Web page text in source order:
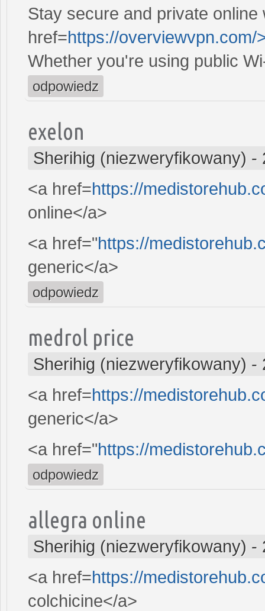
Stay secure and private online
href=https://overviewvpn.com/
Whether you're using public
odpowiedz
exelon
Sherihig (niezweryfikowany) -
<a href=https://
online</a>
<a href="https://
generic</a>
odpowiedz
medrol price
Sherihig (niezweryfikowany) -
<a href=https://
generic</a>
<a href="https://
odpowiedz
allegra online
Sherihig (niezweryfikowany) -
<a href=https://
colchicine</a>